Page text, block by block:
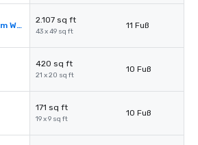
Embassy Room West
2.107 sq ft
43 x 49 sq ft
11 Fuß
420 sq ft
21 x 20 sq ft
10 Fuß
171 sq ft
19 x 9 sq ft
10 Fuß